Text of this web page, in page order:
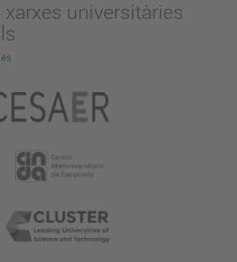
xarxes universitàries